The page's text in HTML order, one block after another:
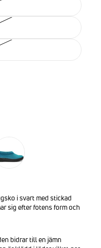
i svart med stickad
sig efter fotens form och
bidrar till en jämn